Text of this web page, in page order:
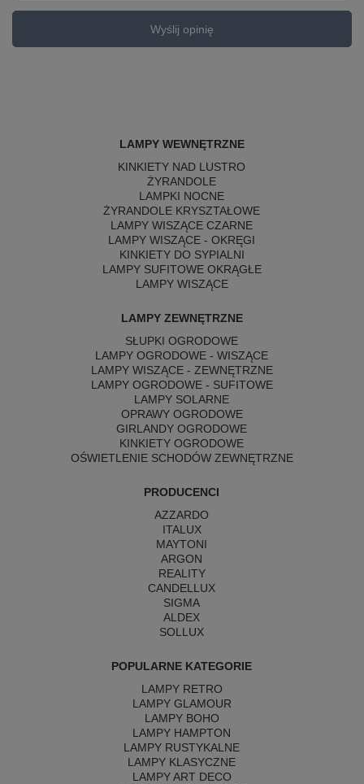
Wyślij opinię
LAMPY WEWNĘTRZNE
KINKIETY NAD LUSTRO
ŻYRANDOLE
LAMPKI NOCNE
ŻYRANDOLE KRYSZTAŁOWE
LAMPY WISZĄCE CZARNE
LAMPY WISZĄCE - OKRĘGI
KINKIETY DO SYPIALNI
LAMPY SUFITOWE OKRĄGŁE
LAMPY WISZĄCE
LAMPY ZEWNĘTRZNE
SŁUPKI OGRODOWE
LAMPY OGRODOWE - WISZĄCE
LAMPY WISZĄCE - ZEWNĘTRZNE
LAMPY OGRODOWE - SUFITOWE
LAMPY SOLARNE
OPRAWY OGRODOWE
GIRLANDY OGRODOWE
KINKIETY OGRODOWE
OŚWIETLENIE SCHODÓW ZEWNĘTRZNE
PRODUCENCI
AZZARDO
ITALUX
MAYTONI
ARGON
REALITY
CANDELLUX
SIGMA
ALDEX
SOLLUX
POPULARNE KATEGORIE
LAMPY RETRO
LAMPY GLAMOUR
LAMPY BOHO
LAMPY HAMPTON
LAMPY RUSTYKALNE
LAMPY KLASYCZNE
LAMPY ART DECO